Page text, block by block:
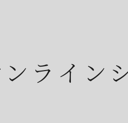
ライン